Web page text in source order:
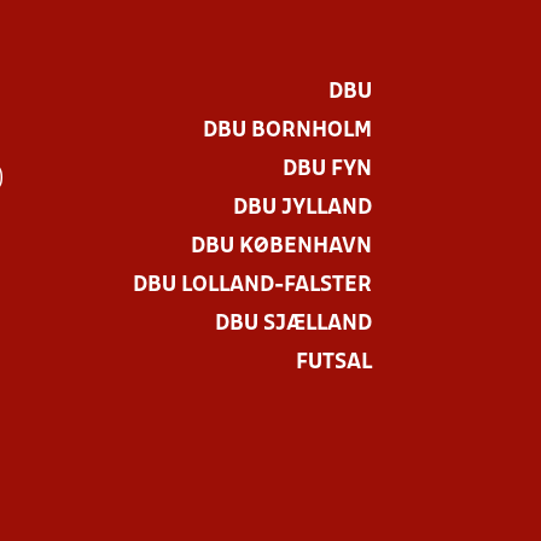
DBU
DBU BORNHOLM
DBU FYN
DBU JYLLAND
DBU KØBENHAVN
DBU LOLLAND-FALSTER
DBU SJÆLLAND
FUTSAL